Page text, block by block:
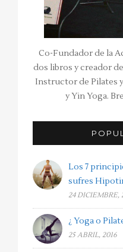
Co-Fundador de la
dos libros y creador
Instructor de Pilates
y Yin Yoga.
Los 7
sufres
24 DICIEMBRE,
¿ Yoga o
25 ABRIL, 2016